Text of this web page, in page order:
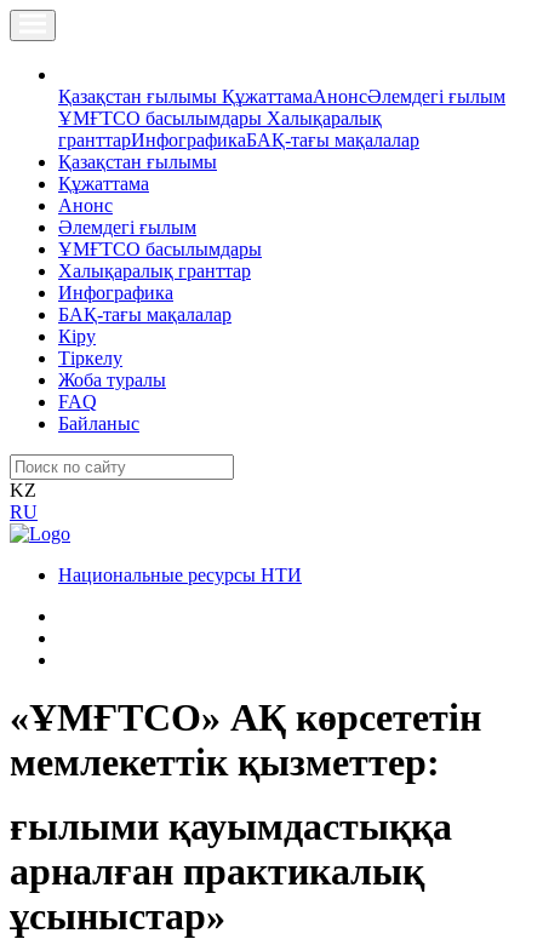
Қазақстан ғылымы ҚұжаттамаАнонсӘлемдегі ғылым
ҰМҒТСО басылымдары Халықаралық
гранттарИнфографикаБАҚ-тағы мақалалар
Қазақстан ғылымы
Құжаттама
Анонс
Әлемдегі ғылым
ҰМҒТСО басылымдары
Халықаралық гранттар
Инфографика
БАҚ-тағы мақалалар
Кіру
Тіркелу
Жоба туралы
FAQ
Байланыс
KZ
RU
Национальные ресурсы НТИ
«ҰМҒТСО» АҚ көрсететін
мемлекеттік қызметтер:
ғылыми қауымдастыққа
арналған практикалық
ұсыныстар»